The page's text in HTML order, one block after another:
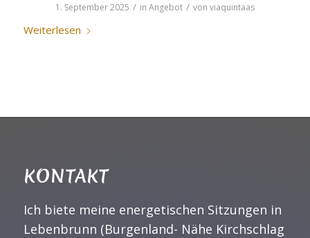
1. September 2025 / in Angebot / von viaquintaas
Weiterlesen
KONTAKT
Ich biete meine energetischen Sitzungen in
Lebenbrunn (Burgenland- Nähe Kirchschlag